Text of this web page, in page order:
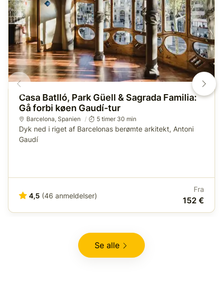
Casa Batlló, Park Güell & Sagrada Familia:
Gå forbi køen Gaudí-tur
Barcelona, Spanien 5 timer 30 min
Dyk ned i riget af Barcelonas berømte arkitekt, Antoni
Gaudí
4,5 (46 anmeldelser)
Fra
152 €
Se alle